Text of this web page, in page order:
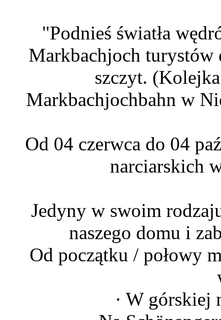
"Podnieś światła
Markbachjoch
szczyt.
Markbachjochbahn w
Od 04 czerwca do 04
narciarskich
Jedyny w swoim
naszego domu i
Od początku / połowy
· W górskiej